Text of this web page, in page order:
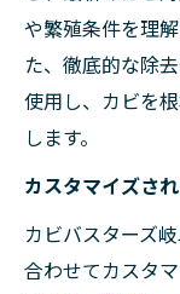
や繁殖条件を理
た、徹底的な除
使用し、カビを
します。
カスタマイズさ
カビバスターズ
合わせてカスタ